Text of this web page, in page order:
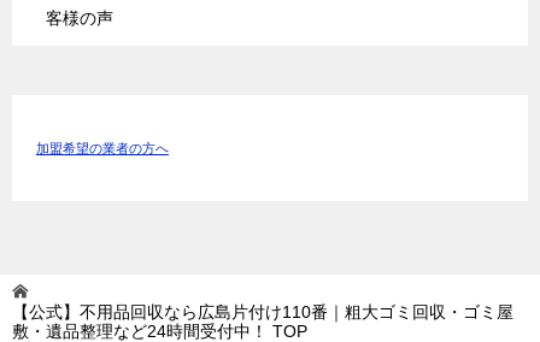
客様の声
加盟希望の業者の方へ
【公式】不用品回収なら広島片付け110番｜粗大ゴミ回収・ゴミ屋
敷・遺品整理など24時間受付中！
TOP